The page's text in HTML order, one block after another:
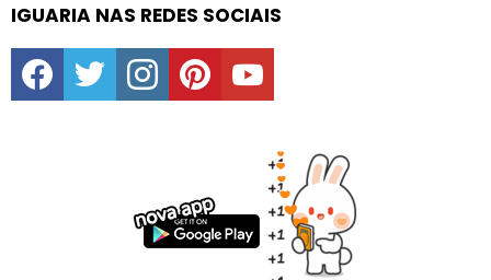
IGUARIA NAS REDES SOCIAIS
facebooktwitter instagrampinterestyoutube